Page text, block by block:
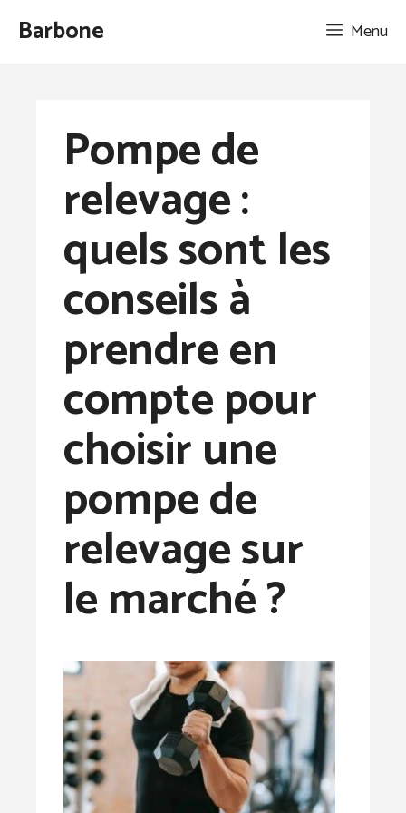
AllerBarbone Menu
Pompe de
relevage :
quels sont les
conseils à
prendre en
compte pour
choisir une
pompe de
relevage sur
le marché ?